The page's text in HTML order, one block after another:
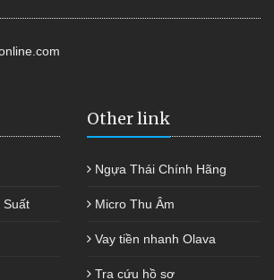
Suất
Other link
Ngựa Thái Chính Hãng
Micro Thu Âm
Vay tiền nhanh Olava
Tra cứu hồ sơ